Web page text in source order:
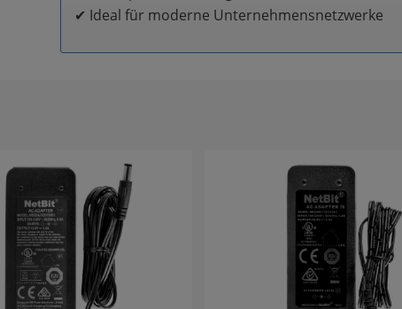
✔ Ideal für moderne Unternehmensnetzwerke